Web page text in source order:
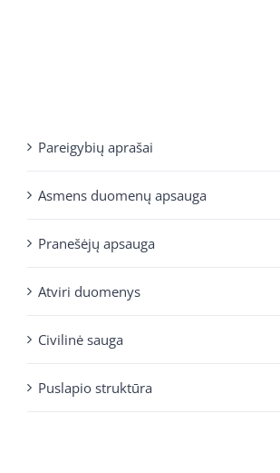
Pareigybių aprašai
Asmens duomenų apsauga
Pranešėjų apsauga
Atviri duomenys
Civilinė sauga
Puslapio struktūra